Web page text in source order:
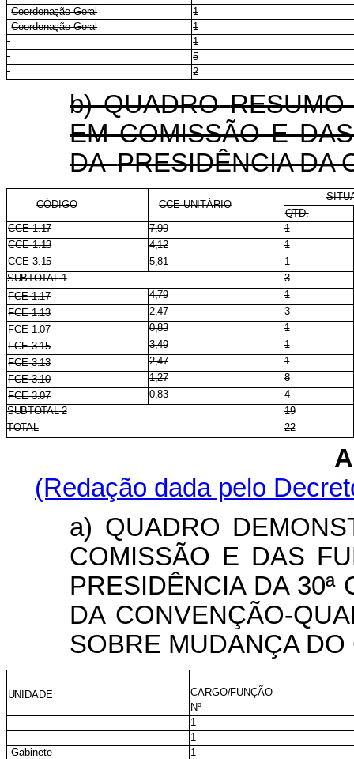
Coordenação-Geral
1
Coordenação-Geral
1
1
5
2
b) QUADRO RESUMO
EM COMISSÃO E DAS
DA PRESIDÊNCIA DA
CÓDIGO CCE-UNITÁRIO
QTD.
CCE1.17 7,99
1
CCE1.13 4,12
1
CCE3.15 5,81
1
SUBTOTAL 1
3
FCE 1.17 4,79
1
FCE 1.13 2,47
3
FCE 1.07 0,83
1
FCE 3.15 3,49
1
FCE 3.13 2,47
1
FCE 3.10 1,27
8
FCE 3.07 0,83
4
SUBTOTAL 2
19
TOTAL
22
(Redação dada pelo
a) QUADRO
COMISSÃO E DAS
PRESIDÊNCIA DA 30ª
DA CONVENÇÃO-
SOBRE MUDANÇA
UNIDADE
CARGO/FUNÇÃO
Nº
1
1
Gabinete
1